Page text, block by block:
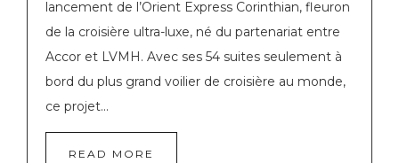
lancement de l’Orient Express Corinthian, fleuron
de la croisière ultra-luxe, né du partenariat entre
Accor et LVMH. Avec ses 54 suites seulement à
bord du plus grand voilier de croisière au monde,
ce projet...
READ MORE